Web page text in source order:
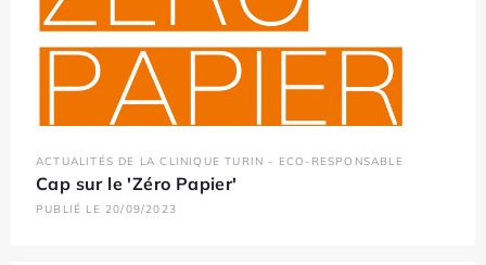
ACTUALITÉS DE LA CLINIQUE TURIN - ECO-RESPONSABLE
Cap sur le 'Zéro Papier'
PUBLIÉ LE 20/09/2023